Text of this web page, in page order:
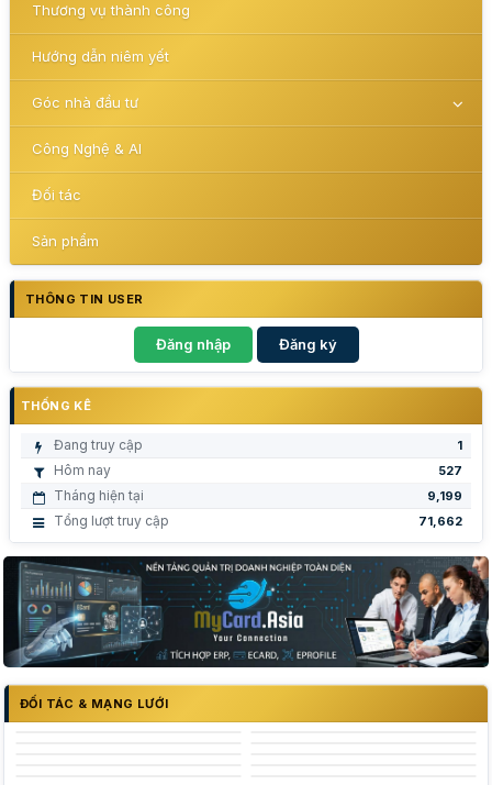
Thương vụ thành công
Hướng dẫn niêm yết
Góc nhà đầu tư
Công Nghệ & AI
Đối tác
Sản phẩm
THÔNG TIN USER
Đăng nhập Đăng ký
THỐNG KÊ
Đang truy cập 1
Hôm nay 527
Tháng hiện tại 9,199
Tổng lượt truy cập 71,662
ĐỐI TÁC & MẠNG LƯỚI